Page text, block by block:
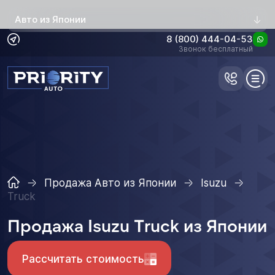
Авто из Японии
8 (800) 444-04-53
Звонок бесплатный
Продажа Авто из Японии
Isuzu
Truck
Продажа Isuzu Truck из Японии
Рассчитать стоимость